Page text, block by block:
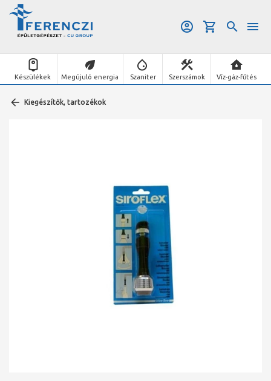
Készülékek Megújuló energia Szaniter Szerszámok Víz-gáz-fűtés
Kiegészítők, tartozékok